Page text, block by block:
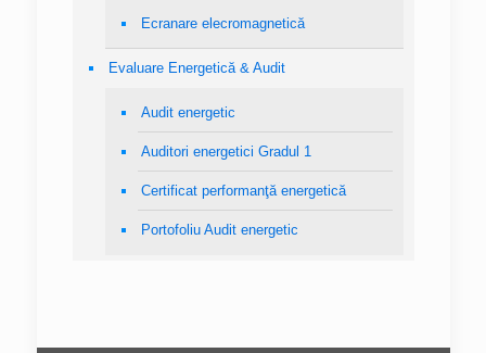
Ecranare elecromagnetică
Evaluare Energetică & Audit
Audit energetic
Auditori energetici Gradul 1
Certificat performanţă energetică
Portofoliu Audit energetic